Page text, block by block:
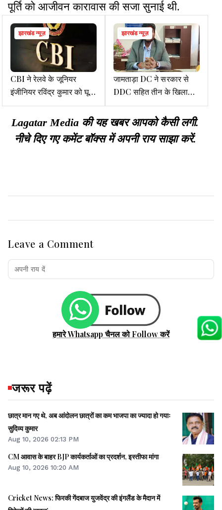
पूर्ति को आजीवन कारावास की सजा सुनाई थी.
झारखंड न्यूज़
CBI ने रेलवे के जूनियर
इंजीनियर रविंद्र कुमार को घूस
लेते किया गिरफ्तार
झारखंड न्यूज़
जामताड़ा DC ने सरकार से
DDC सहित तीन के खिलाफ
कठोर कार्रवाई की अनुशंसा की
Lagatar Media की यह खबर आपको कैसी लगी.
नीचे दिए गए कमेंट बॉक्स में अपनी राय साझा करें.
Leave a Comment
हमारे Whatsapp चैनल को Follow करें
जरूर पढ़ें
छात्र मान गए थे, अब आंदोलन छात्रों का कम भाजपा का ज्यादा हो गयाः
सुदिव्य कुमार
Aug 10, 2026 02:13 PM
CM आवास के बाहर BJP कार्यकर्ताओं का प्रदर्शन, इस्तीफा मांगा
Aug 10, 2026 10:20 AM
Cricket News: फिरकी गेंदबाज युजवेंद्र की इंगलैंड के मैदान में